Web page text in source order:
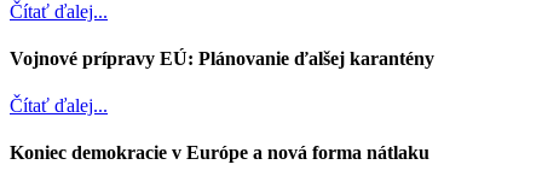
Čítať ďalej...
Vojnové prípravy EÚ: Plánovanie ďalšej karantény
Čítať ďalej...
Koniec demokracie v Európe a nová forma nátlaku